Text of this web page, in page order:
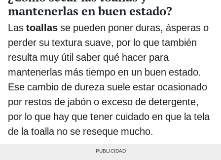
mantenerlas en buen estado?
Las toallas se pueden poner duras, ásperas o
perder su textura suave, por lo que también
resulta muy útil saber qué hacer para
mantenerlas más tiempo en un buen estado.
Ese cambio de dureza suele estar ocasionado
por restos de jabón o exceso de detergente,
por lo que hay que tener cuidado en que la tela
de la toalla no se reseque mucho.